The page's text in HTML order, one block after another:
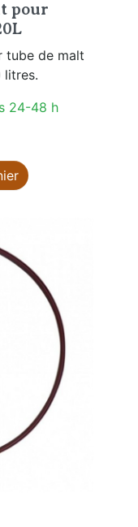
pour
tube de malt
litres.
24-48 h